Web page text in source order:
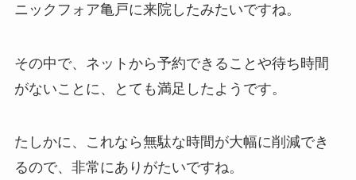
ニックフォア亀戸に来院したみたいですね。
その中で、ネットから予約できることや待ち時間
がないことに、とても満足したようです。
たしかに、これなら無駄な時間が大幅に削減でき
るので、非常にありがたいですね。